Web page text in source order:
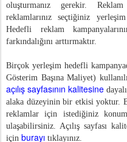
oluşturmanız gerekir.
reklamlarınız seçtiğiniz
Hedefli reklam
farkındalığını arttırmaktır.
Birçok yerleşim hedefli
Gösterim Başına Maliyet)
açılış sayfasının kalitesine
alaka düzeyinin bir etkisi yoktur.
reklamlar için istediğiniz
ulaşabilirsiniz. Açılış sayfası
için burayı tıklayınız.